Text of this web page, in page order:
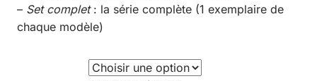
– Set complet: la série complète (1 exemplaire de
chaque modèle)